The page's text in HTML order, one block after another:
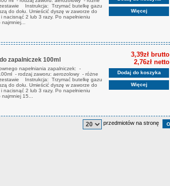
Instrukcja: Trzymać butelkę gazu
do dołu. Umieścić dyszę w zaworze do
i nacisnąć 2 lub 3 razy. Po napełnieniu
Więcej
zapalniczek 100ml
napełniania zapalniczek: -
- rodzaj zaworu: aerozolowy - różne
Instrukcja: Trzymać butelkę gazu
do dołu. Umieścić dyszę w zaworze do
i nacisnąć 2 lub 3 razy. Po napełnieniu
najmniej 15...
3,39zł brutto
2,76zł netto
Dodaj do koszyka
Więcej
przedmiotów na stronę